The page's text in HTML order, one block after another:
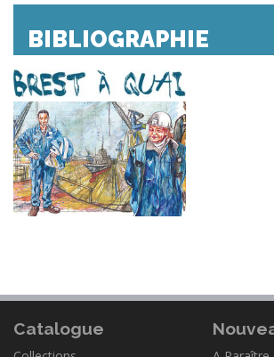
BIBLIOGRAPHIE
Catalogue